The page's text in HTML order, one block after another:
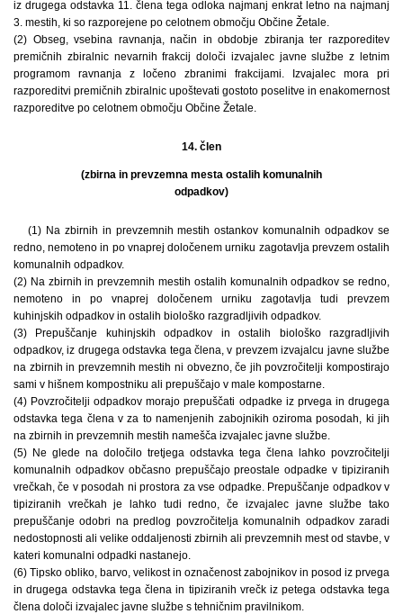
iz drugega odstavka 11. člena tega odloka najmanj enkrat letno na najmanj
3. mestih, ki so razporejene po celotnem območju Občine Žetale.
(2) Obseg, vsebina ravnanja, način in obdobje zbiranja ter razporeditev
premičnih zbiralnic nevarnih frakcij določi izvajalec javne službe z letnim
programom ravnanja z ločeno zbranimi frakcijami. Izvajalec mora pri
razporeditvi premičnih zbiralnic upoštevati gostoto poselitve in enakomernost
razporeditve po celotnem območju Občine Žetale.
14. člen
(zbirna in prevzemna mesta ostalih komunalnih
odpadkov)
(1) Na zbirnih in prevzemnih mestih ostankov komunalnih odpadkov se
redno, nemoteno in po vnaprej določenem urniku zagotavlja prevzem ostalih
komunalnih odpadkov.
(2) Na zbirnih in prevzemnih mestih ostalih komunalnih odpadkov se redno,
nemoteno in po vnaprej določenem urniku zagotavlja tudi prevzem
kuhinjskih odpadkov in ostalih biološko razgradljivih odpadkov.
(3) Prepuščanje kuhinjskih odpadkov in ostalih biološko razgradljivih
odpadkov, iz drugega odstavka tega člena, v prevzem izvajalcu javne službe
na zbirnih in prevzemnih mestih ni obvezno, če jih povzročitelji kompostirajo
sami v hišnem kompostniku ali prepuščajo v male kompostarne.
(4) Povzročitelji odpadkov morajo prepuščati odpadke iz prvega in drugega
odstavka tega člena v za to namenjenih zabojnikih oziroma posodah, ki jih
na zbirnih in prevzemnih mestih namešča izvajalec javne službe.
(5) Ne glede na določilo tretjega odstavka tega člena lahko povzročitelji
komunalnih odpadkov občasno prepuščajo preostale odpadke v tipiziranih
vrečkah, če v posodah ni prostora za vse odpadke. Prepuščanje odpadkov v
tipiziranih vrečkah je lahko tudi redno, če izvajalec javne službe tako
prepuščanje odobri na predlog povzročitelja komunalnih odpadkov zaradi
nedostopnosti ali velike oddaljenosti zbirnih ali prevzemnih mest od stavbe, v
kateri komunalni odpadki nastanejo.
(6) Tipsko obliko, barvo, velikost in označenost zabojnikov in posod iz prvega
in drugega odstavka tega člena in tipiziranih vrečk iz petega odstavka tega
člena določi izvajalec javne službe s tehničnim pravilnikom.